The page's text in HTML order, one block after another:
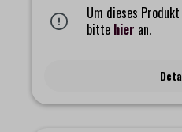
Präzisionsflowmeters bleibt
Der Barista kann so leicht
und das Flussprofil über einen
Genauigkeit.
Mit eingebauter
den perfekten Espresso. Die XT
Um dieses
bitte hier an.